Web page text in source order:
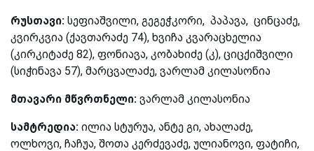
რუსთავი: სეფიაშვილი, გეგეჭკორი, პაპავა, ცინცაძე,
კვირკვია (ქავთარაძე 74), ხვიჩა კვარაცხელია
(კირკიტაძე 82), ფონიავა, კობახიძე (კ), ციცქიშვილი
(სიჭინავა 57), მარცვალაძე, ვარლამ კილასონია
მთავარი მწვრთნელი: ვარლამ კილასონია
სამტრედია: ილია სტურუა, ანტე გი, ახალაძე,
ოლხოვი, ჩაჩუა, შოთა კერძევაძე, ულიანოვი, ფატიჩი,